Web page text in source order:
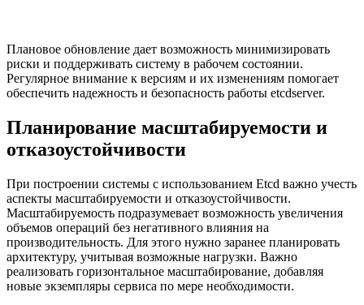
Плановое обновление дает возможность минимизировать
риски и поддерживать систему в рабочем состоянии.
Регулярное внимание к версиям и их изменениям помогает
обеспечить надежность и безопасность работы etcdserver.
Планирование масштабируемости и
отказоустойчивости
При построении системы с использованием Etcd важно учесть
аспекты масштабируемости и отказоустойчивости.
Масштабируемость подразумевает возможность увеличения
объемов операций без негативного влияния на
производительность. Для этого нужно заранее планировать
архитектуру, учитывая возможные нагрузки. Важно
реализовать горизонтальное масштабирование, добавляя
новые экземпляры сервиса по мере необходимости.